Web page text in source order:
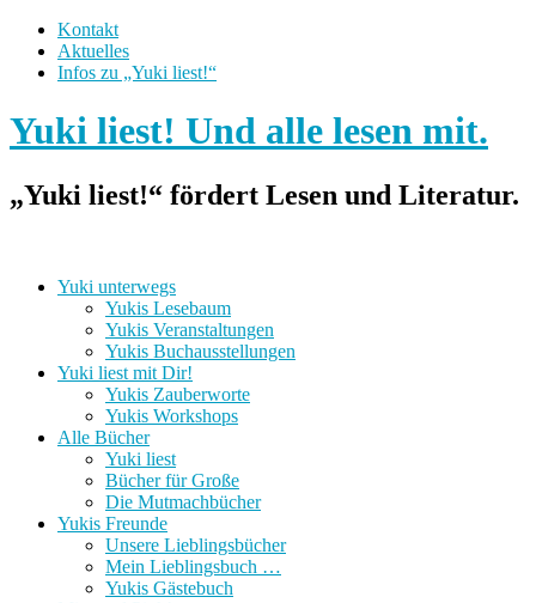
Kontakt
Aktuelles
Infos zu „Yuki liest!“
Yuki liest! Und alle lesen mit.
„Yuki liest!“ fördert Lesen und Literatur.
Yuki unterwegs
Yukis Lesebaum
Yukis Veranstaltungen
Yukis Buchausstellungen
Yuki liest mit Dir!
Yukis Zauberworte
Yukis Workshops
Alle Bücher
Yuki liest
Bücher für Große
Die Mutmachbücher
Yukis Freunde
Unsere Lieblingsbücher
Mein Lieblingsbuch …
Yukis Gästebuch